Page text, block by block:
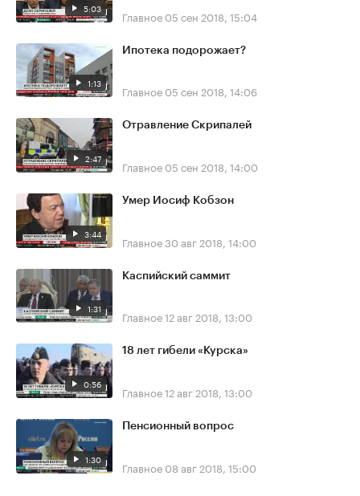
5:03 Главное 05 сен 2018, 15:04
1:13
Ипотека подорожает?
Главное 05 сен 2018, 14:06
2:47
Отравление Скрипалей
Главное 05 сен 2018, 14:00
3:44
Умер Иосиф Кобзон
Главное30 авг 2018, 14:00
1:31
Каспийский саммит
Главное12 авг 2018, 13:00
0:56
18 лет гибели «Курска»
Главное12 авг 2018, 13:00
1:30
Пенсионный вопрос
Главное 08 авг 2018, 15:00